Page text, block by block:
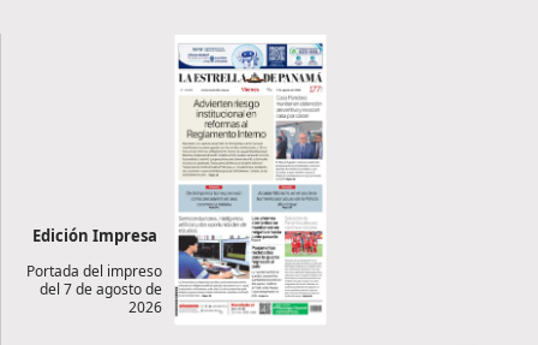
Edición Impresa
Portada del impreso
del 7 de agosto de
2026